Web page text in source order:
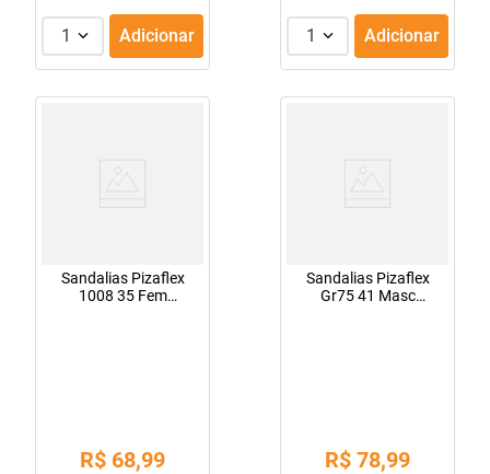
1 Adicionar 1 Adicionar
Sandalias Pizaflex
1008 35 Fem
R$ 68,99
Sandalias Pizaflex
Gr75 41 Masc
R$ 78,99